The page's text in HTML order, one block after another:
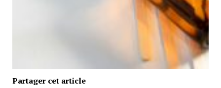
Partager cet article